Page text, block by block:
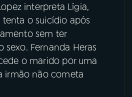
X
interpreta Lígia,
o suicídio após
sem ter
Fernanda Heras
o marido por uma
irmão não cometa